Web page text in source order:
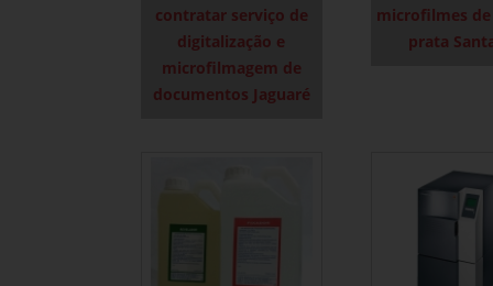
contratar serviço de
digitalização e
microfilmagem de
documentos Jaguaré
microfilmes de
prata